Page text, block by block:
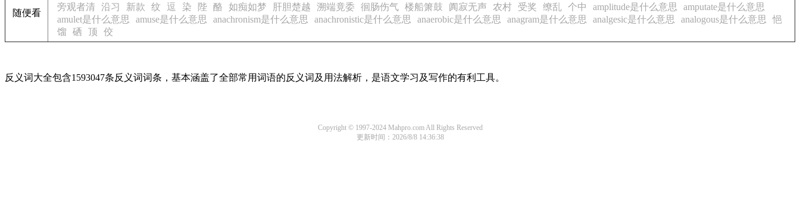
随便看
旁观者清
沿习 新款 纹 逗 染 陛 酪 如痴如梦 肝胆楚越 溯端竟委 徊肠伤气 楼船箫鼓 阗寂无声 农村 受奖 缭乱 个中 amplitude是什么意思
amputate是什么意思
amulet是什么意思
amuse是什么意思 anachronism是什么意思 anachronistic是什么意思 anaerobic是什么意思 anagram是什么意思 analgesic是什么意思 analogous是什么意思
悒
馏
硒 顶 佼
反义词大全包含1593047条反义词词条，基本涵盖了全部常用词语的反义词及用法解析，是语文学习及写作的有利工具。
Copyright © 1997-2024 Mahpro.com All Rights Reserved
更新时间：2026/8/8 14:36:38